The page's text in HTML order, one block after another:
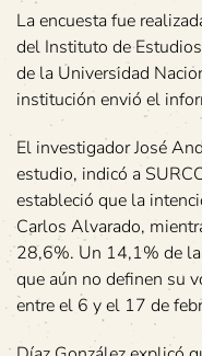
La encuesta fue
del Instituto de
de la Universidad
institución envió el
El investigador José
estudio, indicó a
estableció que la
Carlos Alvarado,
28,6%. Un 14,1% de
que aún no definen su
entre el 6 y el 17 de